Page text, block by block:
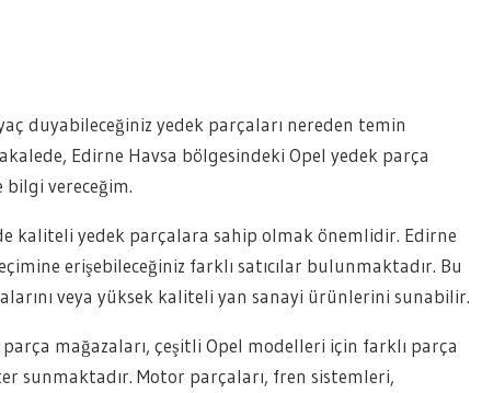
duyabileceğiniz yedek parçaları nereden temin
Edirne Havsa bölgesindeki Opel yedek parça
bilgi vereceğim.
kaliteli yedek parçalara sahip olmak önemlidir. Edirne
erişebileceğiniz farklı satıcılar bulunmaktadır. Bu
veya yüksek kaliteli yan sanayi ürünlerini sunabilir.
mağazaları, çeşitli Opel modelleri için farklı parça
sunmaktadır. Motor parçaları, fren sistemleri,